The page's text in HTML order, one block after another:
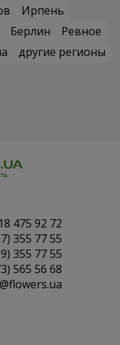
Ирпень
Берлин
Ревное
другие регионы
475 92 72
355 77 55
355 77 55
565 56 68